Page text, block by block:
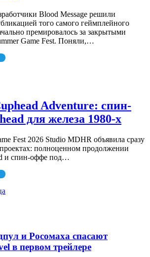
Blood Message решили
того самого геймплейного
премировалось за закрытыми
Game Fest. Поняли,…
Adventure: спин-
для железа 1980-х
Fest 2026 Studio MDHR объявила сразу
полноценном продолжении
и спин-оффе под…
и Росомаха спасают
в первом трейлере